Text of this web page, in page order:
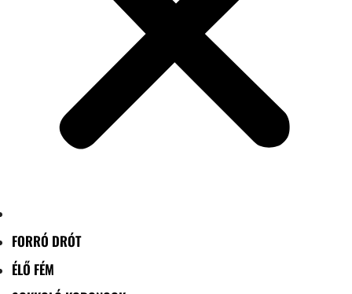
FORRÓ DRÓT
ÉLŐ FÉM